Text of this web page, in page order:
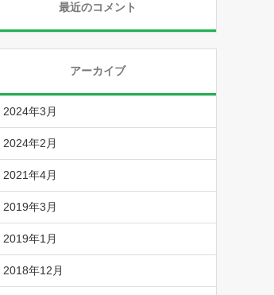
最近のコメント
アーカイブ
2024年3月
2024年2月
2021年4月
2019年3月
2019年1月
2018年12月